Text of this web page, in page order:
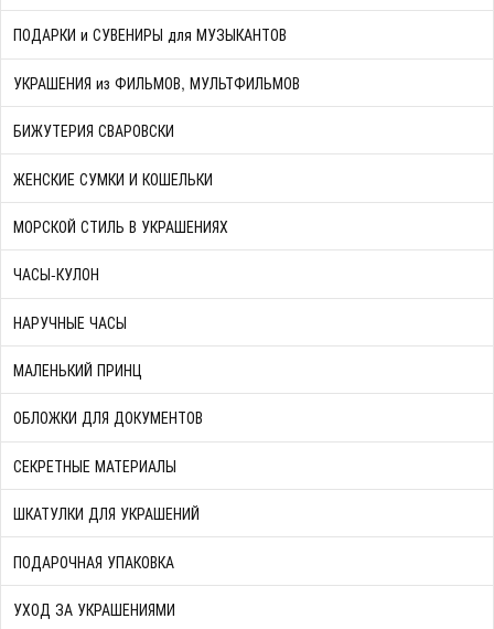
ПОДАРКИ и СУВЕНИРЫ для МУЗЫКАНТОВ
УКРАШЕНИЯ из ФИЛЬМОВ, МУЛЬТФИЛЬМОВ
БИЖУТЕРИЯ СВАРОВСКИ
ЖЕНСКИЕ СУМКИ И КОШЕЛЬКИ
МОРСКОЙ СТИЛЬ В УКРАШЕНИЯХ
ЧАСЫ-КУЛОН
НАРУЧНЫЕ ЧАСЫ
МАЛЕНЬКИЙ ПРИНЦ
ОБЛОЖКИ ДЛЯ ДОКУМЕНТОВ
СЕКРЕТНЫЕ МАТЕРИАЛЫ
ШКАТУЛКИ ДЛЯ УКРАШЕНИЙ
ПОДАРОЧНАЯ УПАКОВКА
УХОД ЗА УКРАШЕНИЯМИ